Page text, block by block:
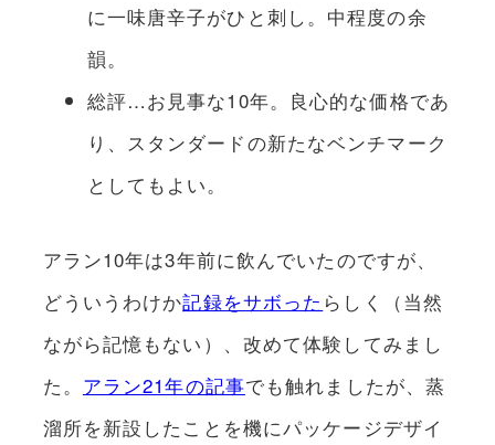
に一味唐辛子がひと刺し。中程度の余
韻。
総評…お見事な10年。良心的な価格であ
り、スタンダードの新たなベンチマーク
としてもよい。
アラン10年は3年前に飲んでいたのですが、
どういうわけか記録をサボった らしく（当然
ながら記憶もない）、改めて体験してみまし
た。 アラン21年の記事でも触れましたが、蒸
溜所を新設したことを機にパッケージデザイ